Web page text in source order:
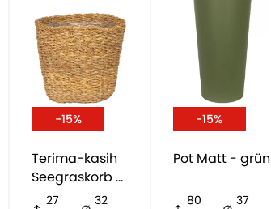
-15%
Terima-kasih
Seegraskorb -
natürlich
27
32
-15%
Pot Matt - grün
80
37